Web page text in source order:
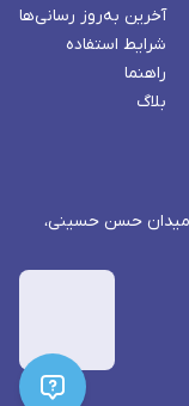
آخرین به‌روز رسانی‌ها
شرایط استفاده
راهنما
بلاگ
میدان حسن حسینی،